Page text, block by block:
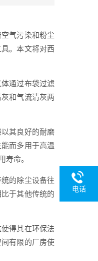
气污染和粉尘
。本文将对西
通过布袋过滤
和气流清灰两
其良好的耐磨
而多用于高温
命。
的除尘设备往
于其他传统的
得其在环保法
有限的厂房使
电话